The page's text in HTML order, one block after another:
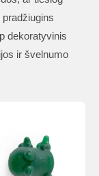
dekoratyvinis
ir švelnumo